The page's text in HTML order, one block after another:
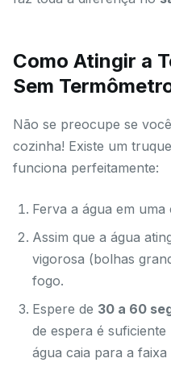
Como Atingir a
Sem
Não se preocupe se
cozinha! Existe um
funciona perfeitamente:
Ferva a água em
Assim que a água
vigorosa (bolhas
fogo.
Espere de 30 a 60
de espera é
água caia para a faixa